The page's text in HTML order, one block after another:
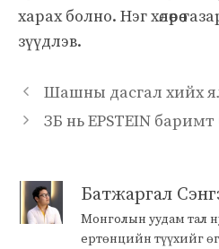
харах болно. Нэг хөлөөрөө
зүүдлэв.
Шашны дасгал хийх
ЗБ нь EPSTEIN
Батжаргал
Монголын уудам тал
ертөнцийн түүхийг